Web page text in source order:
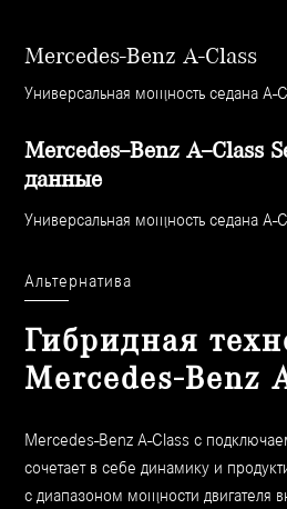
Mercedes-Benz A-Class
Универсальная мощность седана A-
Mercedes–Benz A–Class
данные
Универсальная мощность седана A-
Альтернатива
Гибридная
Mercedes-Benz
Mercedes-Benz A-Class с
сочетает в себе динамику и
с диапазоном мощности двигателя